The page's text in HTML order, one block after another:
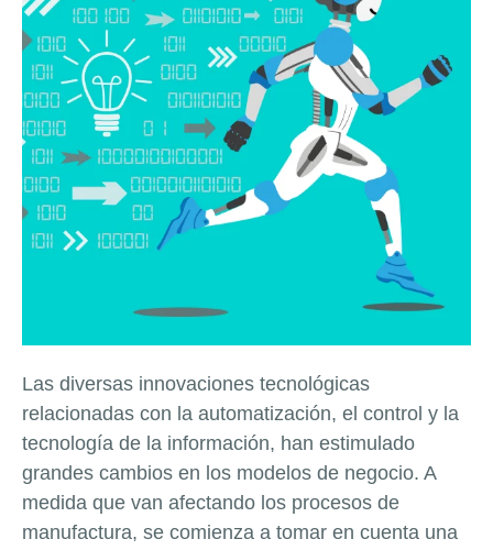
Las diversas innovaciones tecnológicas
relacionadas con la automatización, el control y la
tecnología de la información, han estimulado
grandes cambios en los modelos de negocio. A
medida que van afectando los procesos de
manufactura, se comienza a tomar en cuenta una